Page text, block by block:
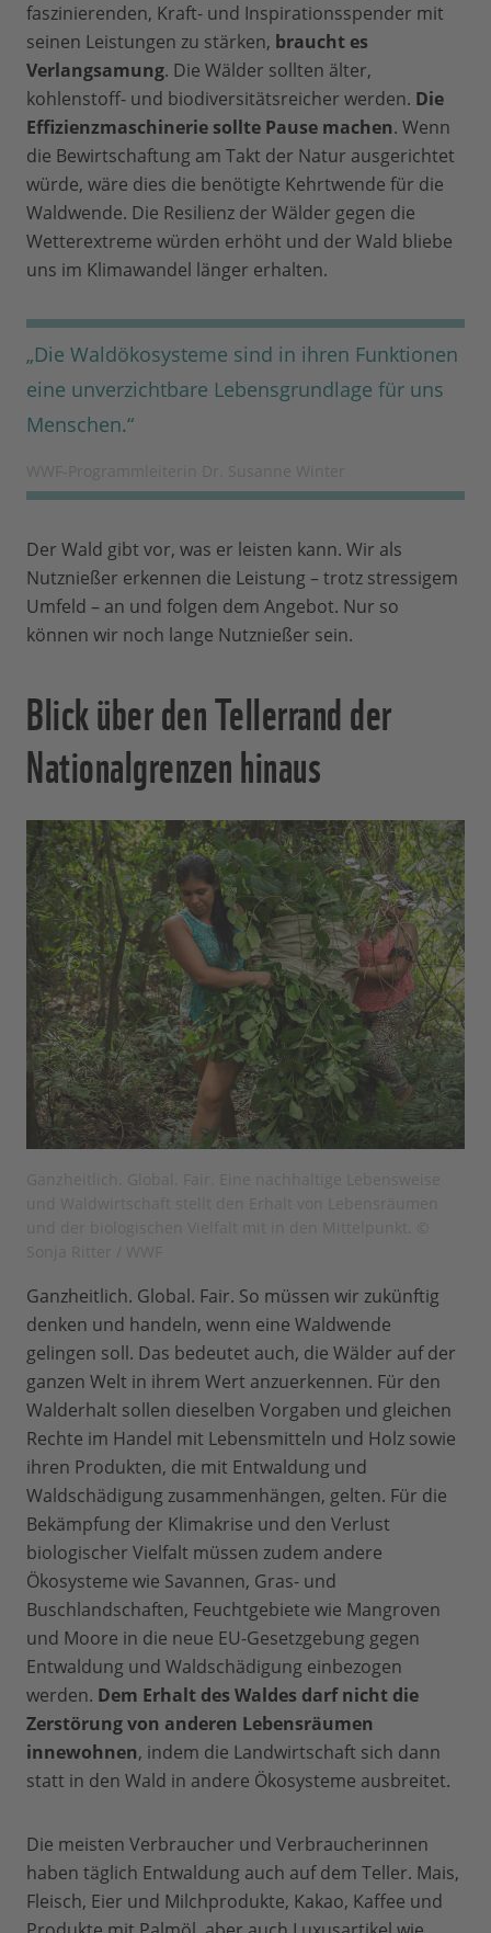
faszinierenden, Kraft- und Inspirationsspender mit
seinen Leistungen zu stärken, braucht es
Verlangsamung. Die Wälder sollten älter,
kohlenstoff- und biodiversitätsreicher werden. Die
Effizienzmaschinerie sollte Pause machen. Wenn
die Bewirtschaftung am Takt der Natur ausgerichtet
würde, wäre dies die benötigte Kehrtwende für die
Waldwende. Die Resilienz der Wälder gegen die
Wetterextreme würden erhöht und der Wald bliebe
uns im Klimawandel länger erhalten.
„Die Waldökosysteme sind in ihren Funktionen
eine unverzichtbare Lebensgrundlage für uns
Menschen.“
Der Wald gibt vor, was er leisten kann. Wir als
Nutznießer erkennen die Leistung – trotz stressigem
Umfeld – an und folgen dem Angebot. Nur so
können wir noch lange Nutznießer sein.
Blick über den Tellerrand der
Nationalgrenzen hinaus
Ganzheitlich. Global. Fair. So müssen wir zukünftig
denken und handeln, wenn eine Waldwende
gelingen soll. Das bedeutet auch, die Wälder auf der
ganzen Welt in ihrem Wert anzuerkennen. Für den
Walderhalt sollen dieselben Vorgaben und gleichen
Rechte im Handel mit Lebensmitteln und Holz sowie
ihren Produkten, die mit Entwaldung und
Waldschädigung zusammenhängen, gelten. Für die
Bekämpfung der Klimakrise und den Verlust
biologischer Vielfalt müssen zudem andere
Ökosysteme wie Savannen, Gras- und
Buschlandschaften, Feuchtgebiete wie Mangroven
und Moore in die neue EU-Gesetzgebung gegen
Entwaldung und Waldschädigung einbezogen
werden. Dem Erhalt des Waldes darf nicht die
Zerstörung von anderen Lebensräumen
innewohnen, indem die Landwirtschaft sich dann
statt in den Wald in andere Ökosysteme ausbreitet.
Die meisten Verbraucher und Verbraucherinnen
haben täglich Entwaldung auch auf dem Teller. Mais,
Fleisch, Eier und Milchprodukte, Kakao, Kaffee und